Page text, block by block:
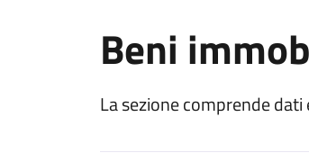
Beni
La sezione comprende